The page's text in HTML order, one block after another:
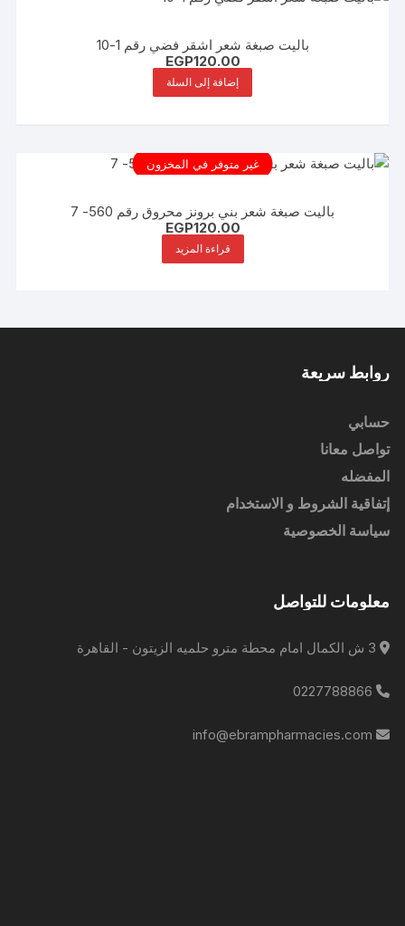
باليت صبغة شعر اشقر فضي رقم 1-10
EGP120.00
إضافة إلى السلة
غير متوفر في المخزون
باليت صبغة شعر بني برونز محروق رقم 560- 7
EGP120.00
قراءة المزيد
روابط سريعة
حسابي
تواصل معانا
المفضله
إتفاقية الشروط و الاستخدام
سياسة الخصوصية
معلومات للتواصل